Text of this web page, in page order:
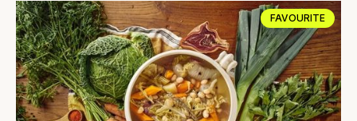
FAVOURITE